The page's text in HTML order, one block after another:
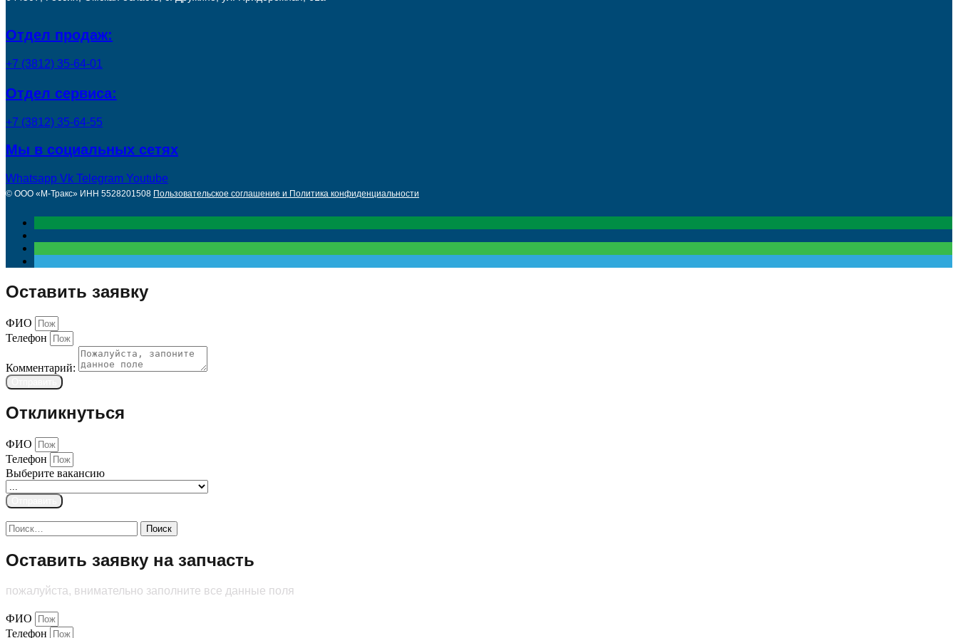
Отдел продаж:
+7 (3812) 35-64-01
Отдел сервиса:
+7 (3812) 35-64-55
Мы в социальных сетях
Whatsapp Vk Telegram Youtube
© ООО «М-Тракс» ИНН 5528201508 Пользовательское соглашение и Политика конфиденциальности
Оставить заявку
ФИО
Телефон
Комментарий:
Откликнуться
ФИО
Телефон
Выберите вакансию
Найти:
Оставить заявку на запчасть
пожалуйста, внимательно заполните все данные поля
ФИО
Телефон